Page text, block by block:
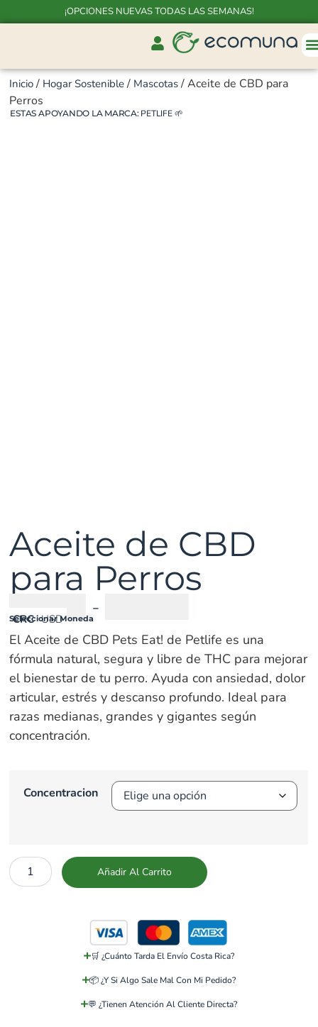
¡OPCIONES NUEVAS TODAS LAS SEMANAS!
Inicio / Hogar Sostenible / Mascotas / Aceite de CBD para
Perros
ESTAS APOYANDO LA MARCA: PETLIFE🌱
Aceite de CBD
para Perros
-
CRC USD
Seleccionar Moneda
El Aceite de CBD Pets Eat! de Petlife es una
fórmula natural, segura y libre de THC para mejorar
el bienestar de tu perro. Ayuda con ansiedad, dolor
articular, estrés y descanso profundo. Ideal para
razas medianas, grandes y gigantes según
concentración.
Concentracion
Añadir Al Carrito
🛒 ¿Cuánto Tarda El Envío Costa Rica?
📦 ¿Y Si Algo Sale Mal Con Mi Pedido?
💬 ¿Tienen Atención Al Cliente Directa?